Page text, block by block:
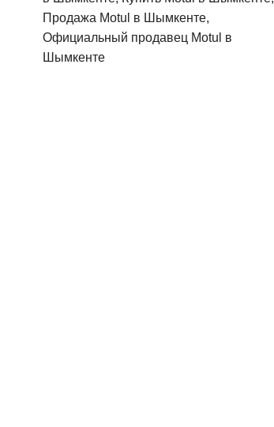
Продажа Motul в Шымкенте,
Официальный продавец Motul в
Шымкенте